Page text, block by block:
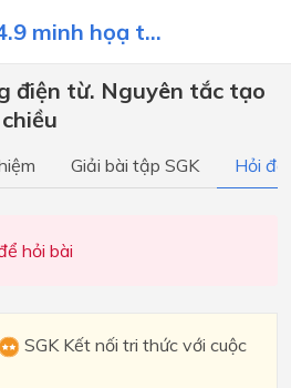
minh họạ t...
điện từ. Nguyên tắc tạo
Giải bài tập SGK Hỏi
hỏi bài
SGK Kết nối tri thức với cuộc